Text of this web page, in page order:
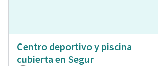
Centro deportivo y piscina
cubierta en Segur